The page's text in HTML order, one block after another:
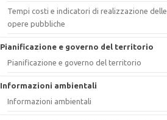
Tempi costi e indicatori di realizzazione delle
opere pubbliche
Pianificazione e governo del territorio
Pianificazione e governo del territorio
Informazioni ambientali
Informazioni ambientali